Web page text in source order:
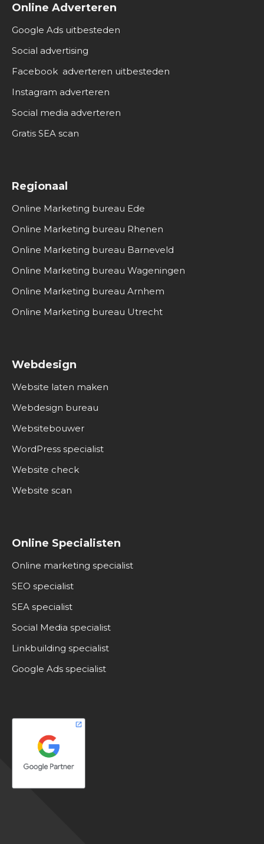
Online Adverteren
Google Ads uitbesteden
Social advertising
Facebook adverteren uitbesteden
Instagram adverteren
Social media adverteren
Gratis SEA scan
Regionaal
Online Marketing bureau Ede
Online Marketing bureau Rhenen
Online Marketing bureau Barneveld
Online Marketing bureau Wageningen
Online Marketing bureau Arnhem
Online Marketing bureau Utrecht
Webdesign
Website laten maken
Webdesign bureau
Websitebouwer
WordPress specialist
Website check
Website scan
Online Specialisten
Online marketing specialist
SEO specialist
SEA specialist
Social Media specialist
Linkbuilding specialist
Google Ads specialist